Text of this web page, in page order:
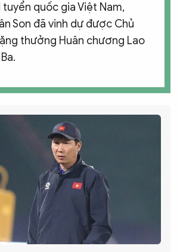
quốc gia Việt Nam,
Son đã vinh dự được Chủ
thưởng Huân chương Lao